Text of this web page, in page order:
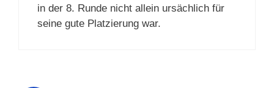
in der 8. Runde nicht allein ursächlich für
seine gute Platzierung war.